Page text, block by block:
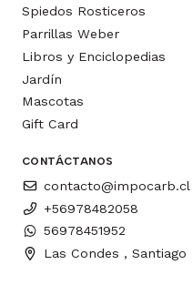
Spiedos Rosticeros
Parrillas Weber
Libros y Enciclopedias
Jardín
Mascotas
Gift Card
CONTÁCTANOS
contacto@impocarb.cl
+56978482058
56978451952
Las Condes , Santiago